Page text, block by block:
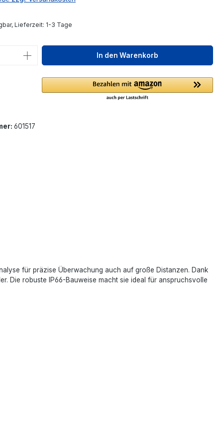
Lieferzeit: 1-3 Tage
Anzahl: Gib den gewünschten Wert
In den Warenkorb
601517
für präzise Überwachung auch auf große Distanzen. Dank
Die robuste IP66-Bauweise macht sie ideal für anspruchsvolle